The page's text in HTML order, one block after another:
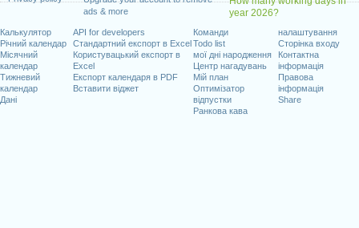
ads & more
year 2026?
Калькулятор
Річний календар
Місячний
календар
Тижневий
календар
Дані
API for developers
Стандартний експорт в Excel
Користувацький експорт в
Excel
Експорт календаря в PDF
Вставити віджет
Команди
Todo list
мої дні народження
Центр нагадувань
Мій план
Оптимізатор
відпустки
Ранкова кава
налаштування
Сторінка входу
Контактна
інформація
Правова
інформація
Share
2024
днів на 2024 рік